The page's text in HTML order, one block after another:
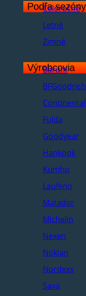
Podľa sezóny
Celoročné
Letné
Zimné
Výrobcovia
Barum
BFGoodrich
Continental
Fulda
Goodyear
Hankook
Kumho
Laufenn
Matador
Michelin
Nexen
Nokian
Nordexx
Sava